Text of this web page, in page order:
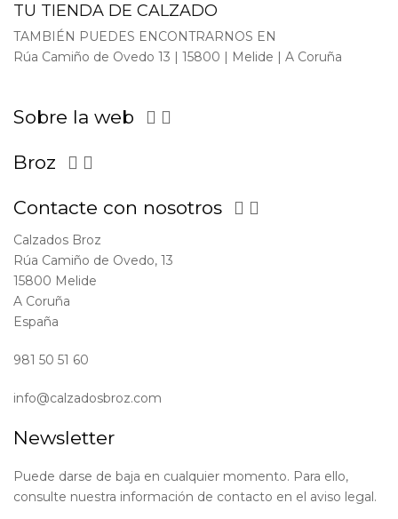
TU TIENDA DE CALZADO
TAMBIÉN PUEDES ENCONTRARNOS EN
Rúa Camiño de Ovedo 13 | 15800 | Melide | A Coruña
Sobre la web  
Broz  
Contacte con nosotros  
Calzados Broz
Rúa Camiño de Ovedo, 13
15800 Melide
A Coruña
España
981 50 51 60
info@calzadosbroz.com
Newsletter
Puede darse de baja en cualquier momento. Para ello,
consulte nuestra información de contacto en el aviso legal.